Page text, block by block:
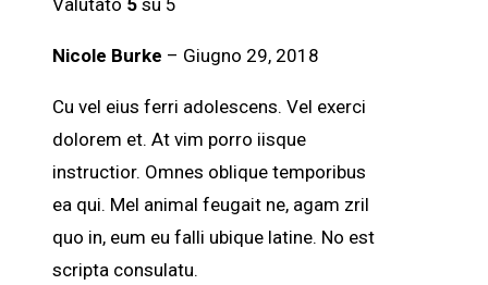
Valutato 5 su 5
Nicole Burke – Giugno 29, 2018
Cu vel eius ferri adolescens. Vel exerci
dolorem et. At vim porro iisque
instructior. Omnes oblique temporibus
ea qui. Mel animal feugait ne, agam zril
quo in, eum eu falli ubique latine. No est
scripta consulatu.